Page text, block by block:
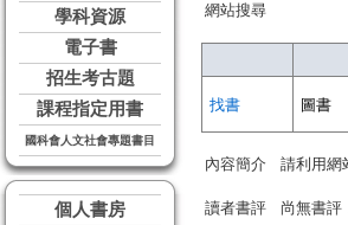
學科資源
電子書
招生考古題
課程指定用書
國科會人文社會專題書目
個人書房
網站搜尋
找書 圖書
內容簡介 請利用網
讀者書評 尚無書評